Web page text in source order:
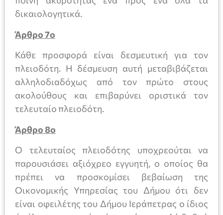
δικαιολογητικά.
Άρθρο 7ο
Κάθε προσφορά είναι δεσμευτική για τον
πλειοδότη. Η δέσμευση αυτή μεταβιβάζεται
αλληλοδιαδόχως από τον πρώτο στους
ακολούθους και επιβαρύνει οριστικά τον
τελευταίο πλειοδότη.
Άρθρο 8ο
Ο τελευταίος πλειοδότης υποχρεούται να
παρουσιάσει αξιόχρεο εγγυητή, ο οποίος θα
πρέπει να προσκομίσει βεβαίωση της
Οικονομικής Υπηρεσίας του Δήμου ότι δεν
είναι οφειλέτης του Δήμου Ιεράπετρας ο ίδιος